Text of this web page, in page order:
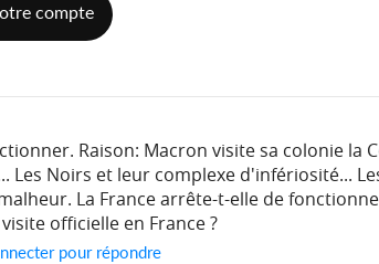
compte
Raison: Macron visite sa colonie la
Les Noirs et leur complexe d'infériosité...
La France arrête-t-elle de
officielle en France ?
pour répondre